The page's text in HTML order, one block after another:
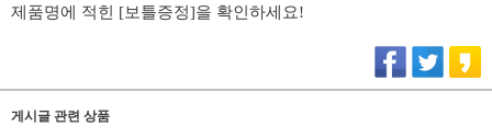
제품명에 적힌 [보틀증정]을 확인하세요!
게시글 관련 상품